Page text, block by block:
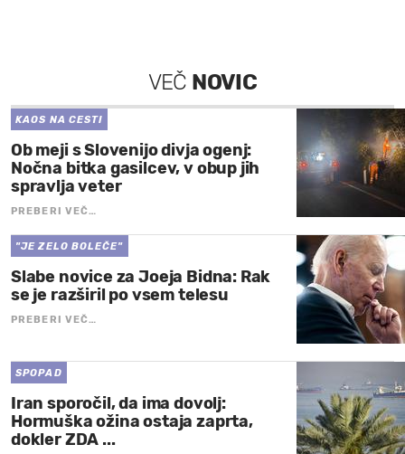
VEČ NOVIC
KAOS NA CESTI
Ob meji s Slovenijo divja ogenj:
Nočna bitka gasilcev, v obup jih
spravlja veter
PREBERI VEČ…
"JE ZELO BOLEČE"
Slabe novice za Joeja Bidna: Rak
se je razširil po vsem telesu
PREBERI VEČ…
SPOPAD
Iran sporočil, da ima dovolj:
Hormuška ožina ostaja zaprta,
dokler ZDA ...